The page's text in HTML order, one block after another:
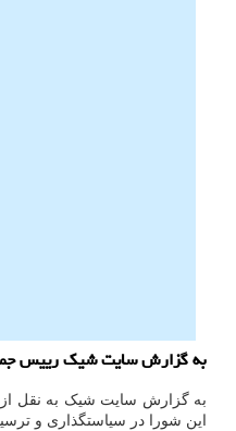
به گزارش سایت شیک رییس
به گزارش سایت شیک به نقل از